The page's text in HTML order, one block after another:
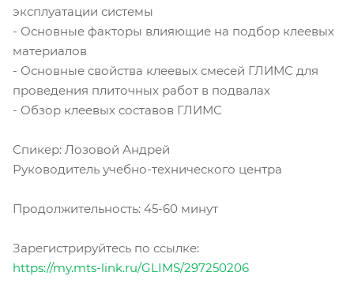
эксплуатации системы
- Основные факторы влияющие на подбор клеевых
материалов
- Основные свойства клеевых смесей ГЛИМС для
проведения плиточных работ в подвалах
- Обзор клеевых составов ГЛИМС
Спикер: Лозовой Андрей
Руководитель учебно-технического центра
Продолжительность: 45-60 минут
Зарегистрируйтесь по ссылке:
https://my.mts-link.ru/GLIMS/297250206